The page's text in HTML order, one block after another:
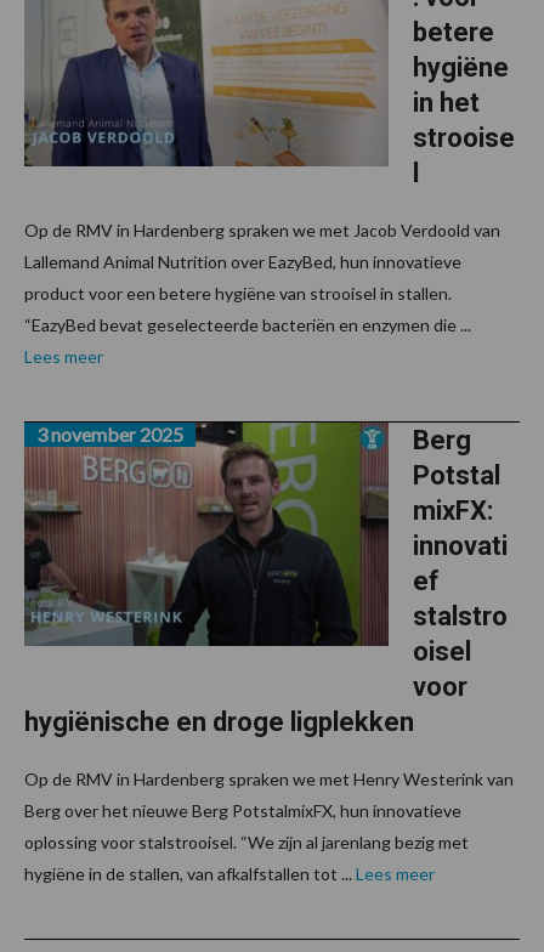
betere
hygiëne
in het
strooise
Op de RMV in Hardenberg spraken we met Jacob Verdoold van
Lallemand Animal Nutrition over EazyBed, hun innovatieve
product voor een betere hygiëne van strooisel in stallen.
“EazyBed bevat geselecteerde bacteriën en enzymen die ...
Lees meer
Berg
Potstal
mixFX:
innovati
ef
stalstro
oisel
voor
hygiënische en droge ligplekken
3 november 2025
Op de RMV in Hardenberg spraken we met Henry Westerink van
Berg over het nieuwe Berg PotstalmixFX, hun innovatieve
oplossing voor stalstrooisel. “We zijn al jarenlang bezig met
hygiëne in de stallen, van afkalfstallen tot ... Lees meer